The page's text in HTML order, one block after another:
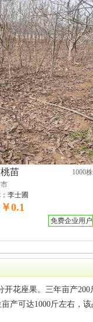
苗
1000株
李士圃
￥0.1
免费企业用户
花座果。三年亩产
产可达1000斤左右，